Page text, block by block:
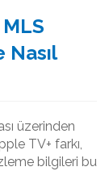
Nasıl
üzerinden
TV+ farkı,
bilgileri bu